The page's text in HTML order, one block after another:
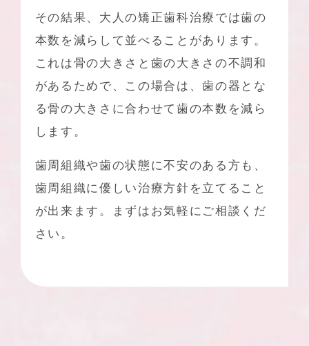
その結果、大人の矯正歯科治療では歯の
本数を減らして並べることがあります。
これは骨の大きさと歯の大きさの不調和
があるためで、この場合は、歯の器とな
る骨の大きさに合わせて歯の本数を減ら
します。
歯周組織や歯の状態に不安のある方も、
歯周組織に優しい治療方針を立てること
が出来ます。まずはお気軽にご相談くだ
さい。